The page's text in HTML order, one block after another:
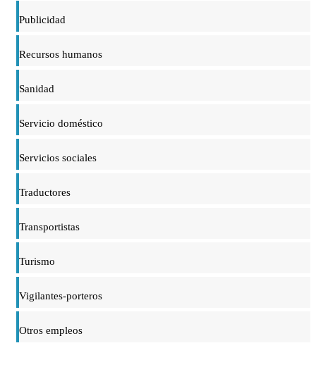
Publicidad
Recursos humanos
Sanidad
Servicio doméstico
Servicios sociales
Traductores
Transportistas
Turismo
Vigilantes-porteros
Otros empleos